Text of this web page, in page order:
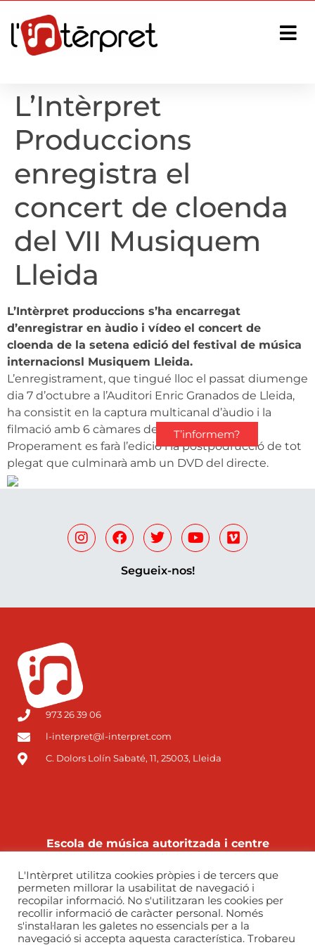
T’informem?
L’Intèrpret
Produccions
enregistra el
concert de cloenda
del VII Musiquem
Lleida
L’Intèrpret produccions s’ha encarregat
d’enregistrar en àudio i vídeo el concert de
cloenda de la setena edició del festival de música
internacionsl Musiquem Lleida.
L’enregistrament, que tingué lloc el passat diumenge
dia 7 d’octubre a l’Auditori Enric Granados de Lleida,
ha consistit en la captura multicanal d’àudio i la
filmació amb 6 càmares del concert.
Properament es farà l’edició i la postpodrucció de tot
plegat que culminarà amb un DVD del directe.
Segueix-nos!
973 26 39 06
l-interpret@l-interpret.com
C. Dolors Lolín Sabaté, 11, 25003, Lleida
Escola de música autoritzada i centre
Departament d’Educació de la Generalitat de
Catalunya
L'Intèrpret utilitza cookies pròpies i de tercers que
permeten millorar la usabilitat de navegació i
recopilar informació. No s'utilitzaran les cookies per
recollir informació de caràcter personal. Només
s'instal·laran les galetes no essencials per a la
navegació si accepta aquesta característica. Trobareu